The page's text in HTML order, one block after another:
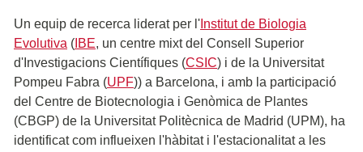
Un equip de recerca liderat per l' Institut de Biologia
Evolutiva ( IBE, un centre mixt del Consell Superior
d'Investigacions Científiques (CSIC) i de la Universitat
Pompeu Fabra (UPF)) a Barcelona, i amb la participació
del Centre de Biotecnologia i Genòmica de Plantes
(CBGP) de la Universitat Politècnica de Madrid (UPM), ha
identificat com influeixen l'hàbitat i l'estacionalitat a les